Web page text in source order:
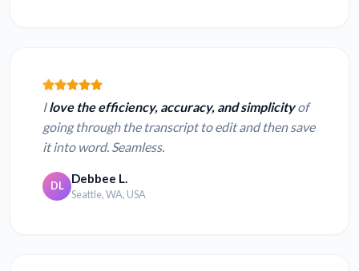
Ilove the efficiency, accuracy, and simplicityof
going through the transcript to edit and then save
it into word. Seamless.
DL Debbee L.
Seattle, WA, USA